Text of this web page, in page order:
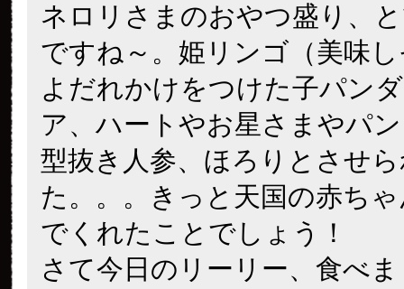
ネロリさまのおやつ盛り、
ですね～。姫リンゴ（美味
よだれかけをつけた子パン
ア、ハートやお星さまやパ
型抜き人参、ほろりとさせ
た。。。きっと天国の赤ち
でくれたことでしょう！
さて今日のリーリー、食べ